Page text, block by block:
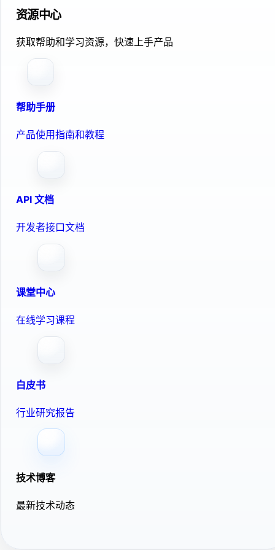
资源中心
获取帮助和学习资源，快速上手产品
帮助手册
产品使用指南和教程
API 文档
开发者接口文档
课堂中心
在线学习课程
白皮书
行业研究报告
技术博客
最新技术动态